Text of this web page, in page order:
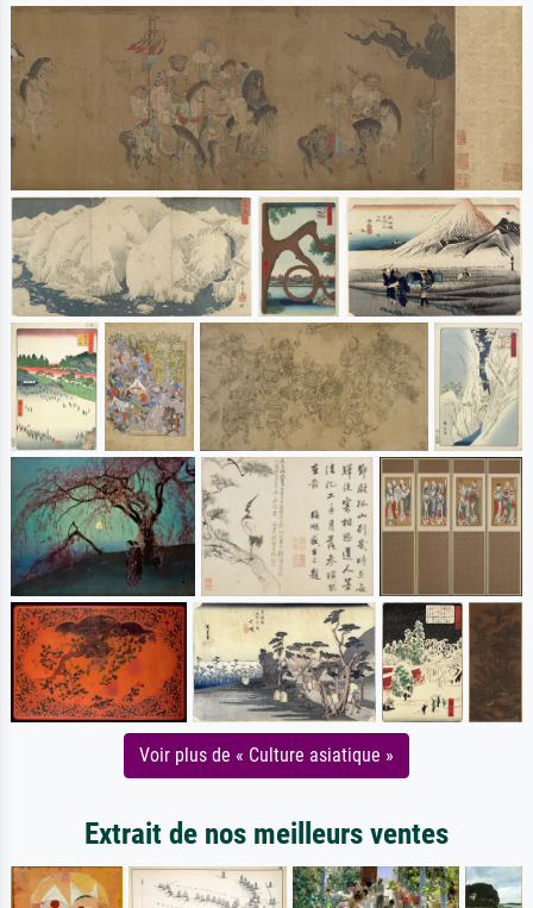
Voir plus de « Culture asiatique »
Extrait de nos meilleurs ventes